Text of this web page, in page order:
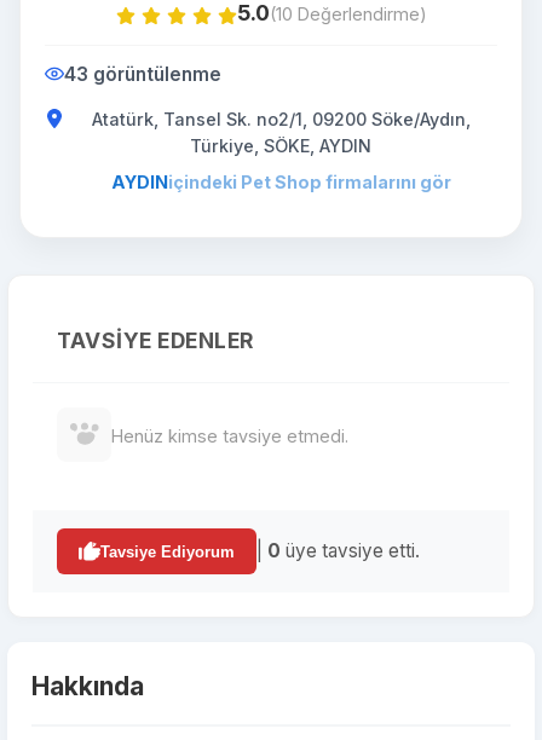
5.0(10 Değerlendirme)
43 görüntülenme
Atatürk, Tansel Sk. no2/1, 09200 Söke/Aydın,
Türkiye, SÖKE, AYDIN
AYDINiçindeki Pet Shop firmalarını gör
TAVSIYE EDENLER
Henüz kimse tavsiye etmedi.
Tavsiye Ediyorum 0 üye tavsiye etti.
Hakkında